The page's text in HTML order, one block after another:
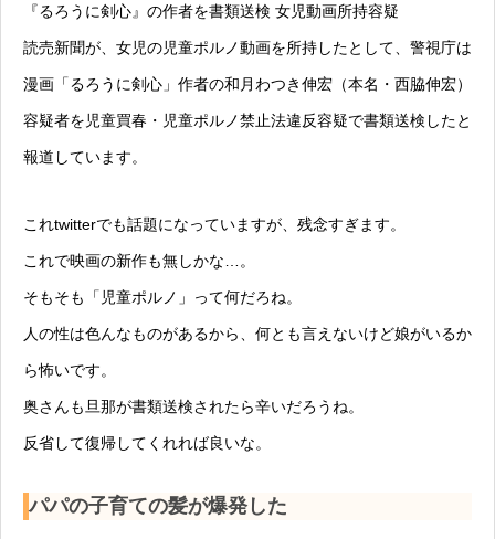
『るろうに剣心』の作者を書類送検 女児動画所持容疑
読売新聞が、女児の児童ポルノ動画を所持したとして、警視庁は
漫画「るろうに剣心」作者の和月わつき伸宏（本名・西脇伸宏）
容疑者を児童買春・児童ポルノ禁止法違反容疑で書類送検したと
報道しています。
これtwitterでも話題になっていますが、残念すぎます。
これで映画の新作も無しかな…。
そもそも「児童ポルノ」って何だろね。
人の性は色んなものがあるから、何とも言えないけど娘がいるか
ら怖いです。
奥さんも旦那が書類送検されたら辛いだろうね。
反省して復帰してくれれば良いな。
パパの子育ての髪が爆発した